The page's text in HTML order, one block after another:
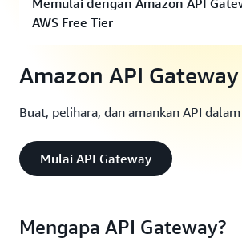
Memulai dengan Amazon API
AWS Free Tier
Amazon API Gateway
Buat, pelihara, dan amankan API
Mulai API Gateway
Mengapa API Gateway?